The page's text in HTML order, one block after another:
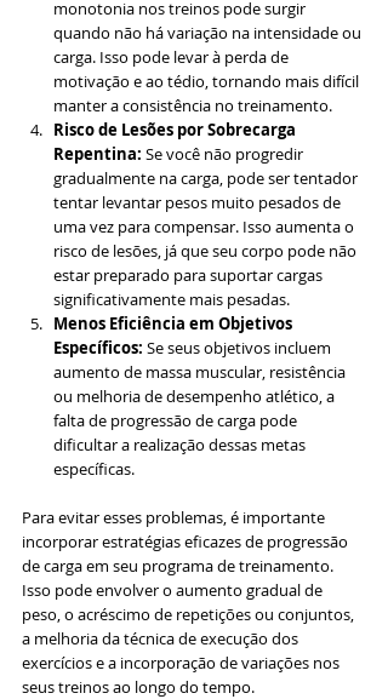
monotonia nos treinos pode surgir
quando não há variação na intensidade ou
carga. Isso pode levar à perda de
motivação e ao tédio, tornando mais difícil
manter a consistência no treinamento.
Risco de Lesões por Sobrecarga
Repentina: Se você não progredir
gradualmente na carga, pode ser tentador
tentar levantar pesos muito pesados de
uma vez para compensar. Isso aumenta o
risco de lesões, já que seu corpo pode não
estar preparado para suportar cargas
significativamente mais pesadas.
Menos Eficiência em Objetivos
Específicos: Se seus objetivos incluem
aumento de massa muscular, resistência
ou melhoria de desempenho atlético, a
falta de progressão de carga pode
dificultar a realização dessas metas
específicas.
Para evitar esses problemas, é importante
incorporar estratégias eficazes de progressão
de carga em seu programa de treinamento.
Isso pode envolver o aumento gradual de
peso, o acréscimo de repetições ou conjuntos,
a melhoria da técnica de execução dos
exercícios e a incorporação de variações nos
seus treinos ao longo do tempo.